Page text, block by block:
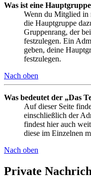
Was ist eine
Wenn du Mitglied in
die Hauptgruppe
Gruppenrang, der
festzulegen. Ein
geben, deine
festzulegen.
Nach oben
Was bedeutet der „Das
Auf dieser Seite
einschließlich der
findest hier auch
diese im Einzelnen
Nach oben
Private